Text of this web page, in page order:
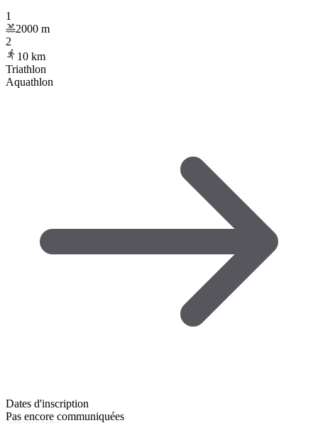
1
2000 m
2
10 km
Triathlon
Aquathlon
Dates d'inscription
Pas encore communiquées